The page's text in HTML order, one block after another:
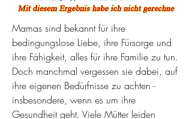
Mamas sind bekannt für ihre
bedingungslose Liebe, ihre Fürsorge und
ihre Fähigkeit, alles für ihre Familie zu tun.
Doch manchmal vergessen sie dabei, auf
ihre eigenen Bedürfnisse zu achten -
insbesondere, wenn es um ihre
Gesundheit geht. Viele Mütter leiden